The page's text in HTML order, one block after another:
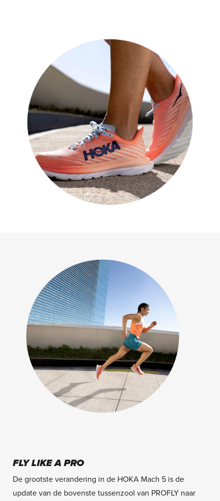
FLY LIKE A PRO
De grootste verandering in de HOKA Mach 5 is de
update van de bovenste tussenzool van PROFLY naar